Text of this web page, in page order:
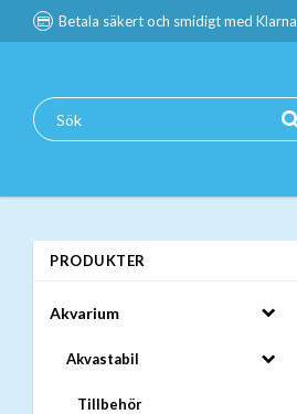
Betala säkert och smidigt med Klarna
PRODUKTER
Akvarium
Akvastabil
Tillbehör